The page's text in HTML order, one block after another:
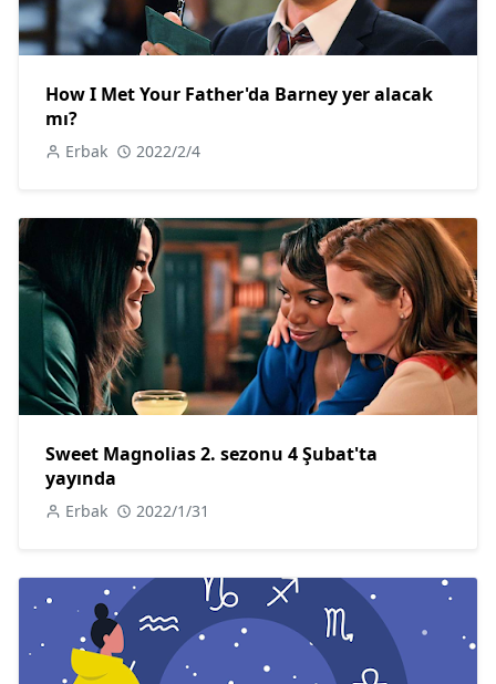
How I Met Your Father'da Barney yer alacak
mı?
Erbak 2022/2/4
Sweet Magnolias 2. sezonu 4 Şubat'ta
yayında
Erbak 2022/1/31